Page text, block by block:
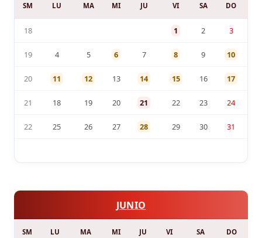
SM LU MA MI JU VI SA DO
18 1 2 3
19 4 5 6 7 8 9 10
20 11 12 13 14 15 16 17
21 18 19 20 21 22 23 24
22 25 26 27 28 29 30 31
JUNIO
SM LU MA MI JU VI SA DO